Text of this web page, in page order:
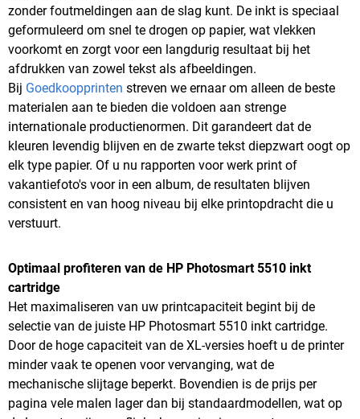
zonder foutmeldingen aan de slag kunt. De inkt is speciaal
geformuleerd om snel te drogen op papier, wat vlekken
voorkomt en zorgt voor een langdurig resultaat bij het
afdrukken van zowel tekst als afbeeldingen.
Bij Goedkoopprinten streven we ernaar om alleen de beste
materialen aan te bieden die voldoen aan strenge
internationale productienormen. Dit garandeert dat de
kleuren levendig blijven en de zwarte tekst diepzwart oogt op
elk type papier. Of u nu rapporten voor werk print of
vakantiefoto's voor in een album, de resultaten blijven
consistent en van hoog niveau bij elke printopdracht die u
verstuurt.
Optimaal profiteren van de HP Photosmart 5510 inkt
cartridge
Het maximaliseren van uw printcapaciteit begint bij de
selectie van de juiste HP Photosmart 5510 inkt cartridge.
Door de hoge capaciteit van de XL-versies hoeft u de printer
minder vaak te openen voor vervanging, wat de
mechanische slijtage beperkt. Bovendien is de prijs per
pagina vele malen lager dan bij standaardmodellen, wat op